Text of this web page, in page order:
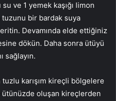
su ve 1 yemek kaşığı limon
bir bardak suya
Devamında elde ettiğiniz
dökün. Daha sonra ütüyü
sağlayın.
karışım kireçli bölgelere
oluşan kireçlerden